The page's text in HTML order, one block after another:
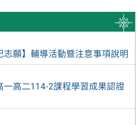
志願】輔導活動暨注意事項說明
一高二114-2課程學習成果認證